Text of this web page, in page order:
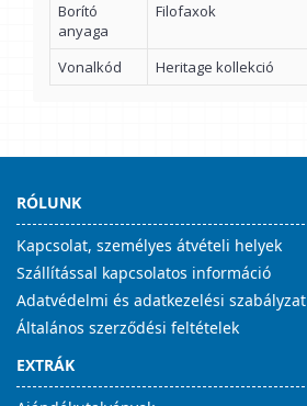
Borító
anyaga
Filofaxok
Vonalkód Heritage kollekció
RÓLUNK
Kapcsolat, személyes átvételi helyek
Szállítással kapcsolatos információ
Adatvédelmi és adatkezelési szabályzat
Általános szerződési feltételek
EXTRÁK